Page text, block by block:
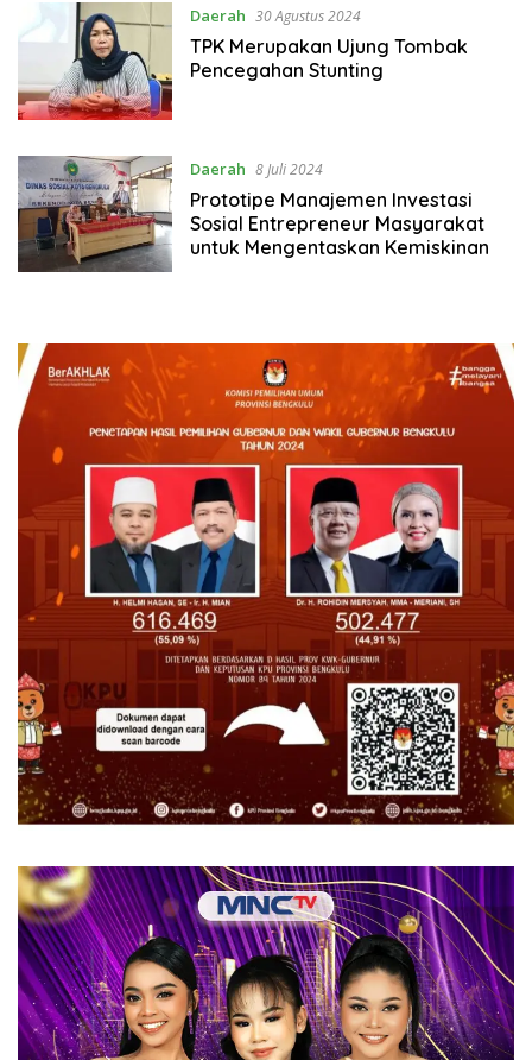
Daerah 30 Agustus 2024
TPK Merupakan Ujung Tombak
Pencegahan Stunting
Daerah 8 Juli 2024
Prototipe Manajemen Investasi
Sosial Entrepreneur Masyarakat
untuk Mengentaskan Kemiskinan